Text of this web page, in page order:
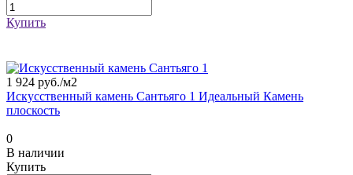
Купить
1 924 руб./м2
Искусственный камень Сантьяго 1 Идеальный Камень
плоскость
0
В наличии
Купить